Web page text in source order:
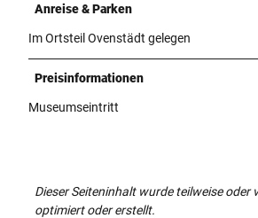
Anreise & Parken
Im Ortsteil Ovenstädt gelegen
Preisinformationen
Museumseintritt
Dieser Seiteninhalt wurde teilweise oder
optimiert oder erstellt.